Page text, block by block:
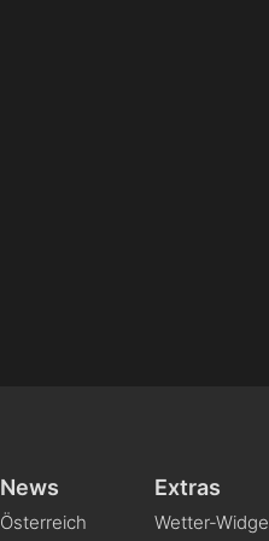
News
Österreich
Extras
Wetter-